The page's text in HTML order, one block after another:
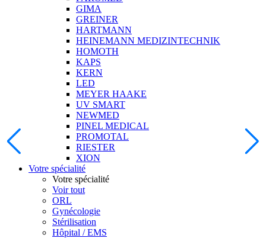
GIMA
GREINER
HARTMANN
HEINEMANN MEDIZINTECHNIK
HOMOTH
KAPS
KERN
LED
MEYER HAAKE
UV SMART
NEWMED
PINEL MEDICAL
PROMOTAL
RIESTER
XION
Votre spécialité
Votre spécialité
Voir tout
ORL
Gynécologie
Stérilisation
Hôpital / EMS